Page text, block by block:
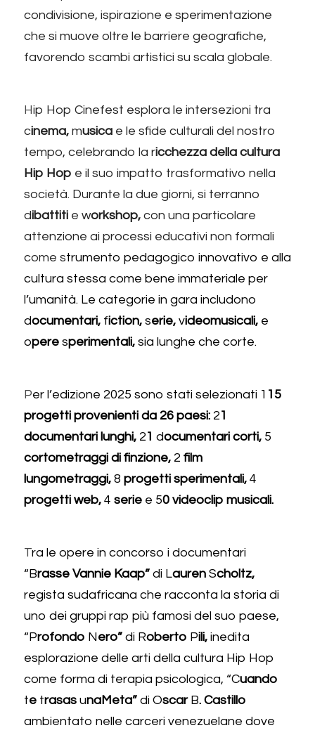
condivisione, ispirazione e sperimentazione
che si muove oltre le barriere geografiche,
favorendo scambi artistici su scala globale.
Hip Hop Cinefest esplora le intersezioni tra
cinema, musica e le sfide culturali del nostro
tempo, celebrando la ricchezza della cultura
Hip Hop e il suo impatto trasformativo nella
società. Durante la due giorni, si terranno
dibattiti e workshop, con una particolare
attenzione ai processi educativi non formali
come strumento pedagogico innovativo e alla
cultura stessa come bene immateriale per
l’umanità. Le categorie in gara includono
documentari, fiction, serie, videomusicali, e
opere sperimentali, sia lunghe che corte.
Per l’edizione 2025 sono stati selezionati 1 15
progetti provenienti da 26 paesi: 21
documentari lunghi, 21 documentari corti, 5
cortometraggi di finzione, 2 film
lungometraggi, 8 progetti sperimentali, 4
progetti web, 4 serie e 50 videoclip musicali.
Tra le opere in concorso i documentari
“Brasse Vannie Kaap” di Lauren Scholtz,
regista sudafricana che racconta la storia di
uno dei gruppi rap più famosi del suo paese,
“Profondo Nero” di Roberto Pili, inedita
esplorazione delle arti della cultura Hip Hop
come forma di terapia psicologica, “C
te trasas unaMeta” di Oscar B
ambientato nelle carceri venezuelane dove